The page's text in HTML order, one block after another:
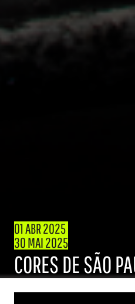
01 ABR 2025
30 MAI 2025
CORES DE SÃO